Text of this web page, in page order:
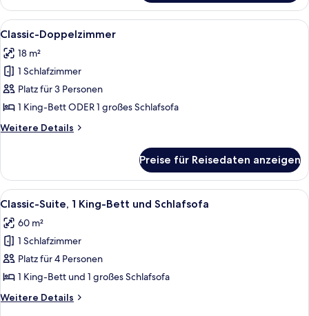
Suite,
2 Schlafzimmer,
eigener
Gartenblick
(Parc)
Alle
Fotos
für
Classic-
Doppelzimmer
anzeigen
Ein Hotelzimmer mit einem großen
4
Classic-Doppelzimmer
18 m²
1 Schlafzimmer
Platz für 3 Personen
1 King-Bett ODER 1 großes Schlafsofa
Weitere Details
Weitere
Doppelzimmer
Preise für Reisedaten anzeigen
Alle
Fotos
für
Classic-
Suite,
1 King-
Bett
und
Ein Wohnzimmer mit einer Couch,
4
Classic-Suite, 1 King-Bett und Schlafsofa
60 m²
1 Schlafzimmer
Platz für 4 Personen
1 King-Bett und 1 großes Schlafsofa
Weitere Details
Weitere